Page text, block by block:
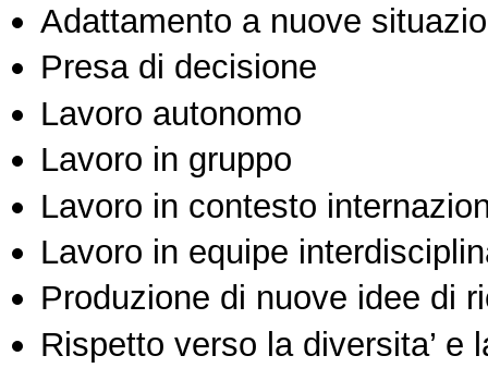
Adattamento a nuove
Presa di decisione
Lavoro autonomo
Lavoro in gruppo
Lavoro in contesto
Lavoro in equipe
Produzione di nuove idee di
Rispetto verso la diversita’ e